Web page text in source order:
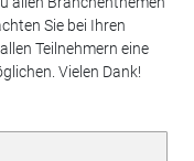
Sie bei Ihren
Teilnehmern eine
Vielen Dank!